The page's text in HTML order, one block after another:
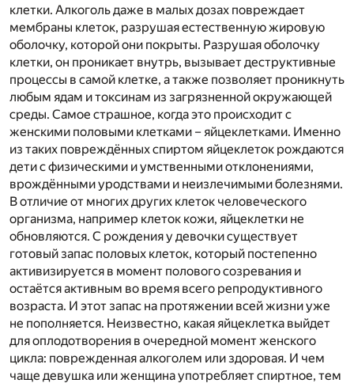
клетки. Алкоголь даже в малых дозах повреждает
мембраны клеток, разрушая естественную жировую
оболочку, которой они покрыты. Разрушая оболочку
клетки, он проникает внутрь, вызывает деструктивные
процессы в самой клетке, а также позволяет проникнуть
любым ядам и токсинам из загрязненной окружающей
среды. Самое страшное, когда это происходит с
женскими половыми клетками – яйцеклетками. Именно
из таких повреждённых спиртом яйцеклеток рождаются
дети с физическими и умственными отклонениями,
врождёнными уродствами и неизлечимыми болезнями.
В отличие от многих других клеток человеческого
организма, например клеток кожи, яйцеклетки не
обновляются. С рождения у девочки существует
готовый запас половых клеток, который постепенно
активизируется в момент полового созревания и
остаётся активным во время всего репродуктивного
возраста. И этот запас на протяжении всей жизни уже
не пополняется. Неизвестно, какая яйцеклетка выйдет
для оплодотворения в очередной момент женского
цикла: поврежденная алкоголем или здоровая. И чем
чаще девушка или женщина употребляет спиртное, тем